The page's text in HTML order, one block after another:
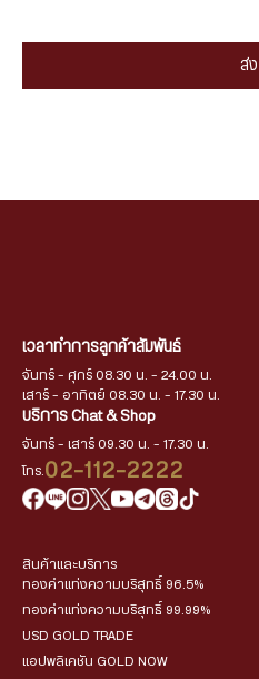
ส่ง
เวลาทำการลูกค้าสัมพันธ์
จันทร์ - ศุกร์ 08.30 น. - 24.00 น.
เสาร์ - อาทิตย์ 08.30 น. - 17.30 น.
บริการ Chat & Shop
จันทร์ - เสาร์ 09.30 น. - 17.30 น.
โทร. 02-112-2222
สินค้าและบริการ
ทองคำแท่งความบริสุทธิ์ 96.5%
ทองคำแท่งความบริสุทธิ์ 99.99%
USD GOLD TRADE
แอปพลิเคชัน GOLD NOW